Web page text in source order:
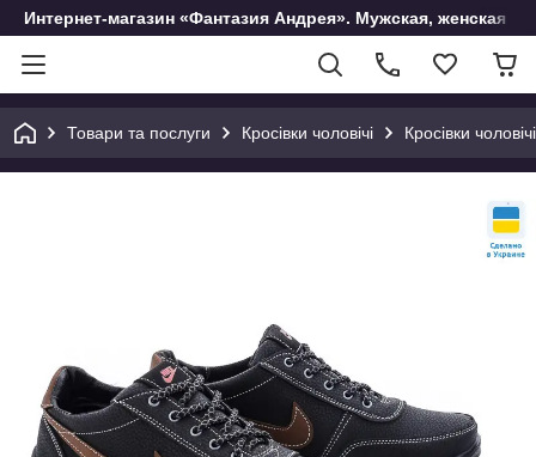
Интернет-магазин «Фантазия Андрея». Мужская, женская и
Товари та послуги Кросівки чоловічі Кросівки